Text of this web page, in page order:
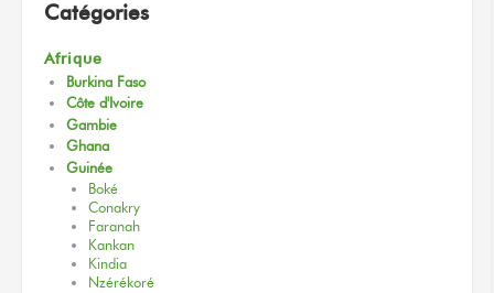
Catégories
Afrique
Burkina Faso
Côte d'Ivoire
Gambie
Ghana
Guinée
Boké
Conakry
Faranah
Kankan
Kindia
Nzérékoré